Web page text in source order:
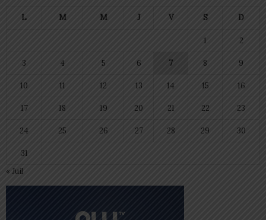
L M M J V S D
1 2
3 4 5 6 7 8 9
10 11 12 13 14 15 16
17 18 19 20 21 22 23
24 25 26 27 28 29 30
31
« Juil